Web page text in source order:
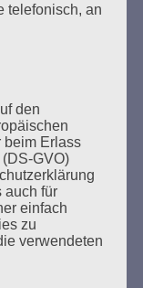
telefonisch, an
den
beim Erlass
GVO)
auch für
einfach
zu
verwendeten